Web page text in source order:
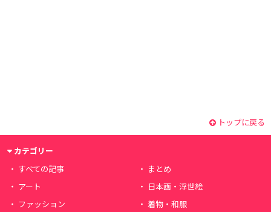
トップに戻る
カテゴリー
すべての記事
まとめ
アート
日本画・浮世絵
ファッション
着物・和服